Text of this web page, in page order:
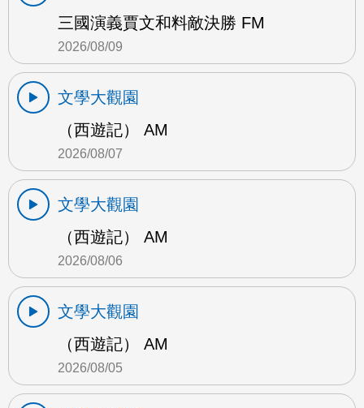
三國演義賈文和料敵決勝 FM
2026/08/09
文學大觀園
（西遊記） AM
2026/08/07
文學大觀園
（西遊記） AM
2026/08/06
文學大觀園
（西遊記） AM
2026/08/05